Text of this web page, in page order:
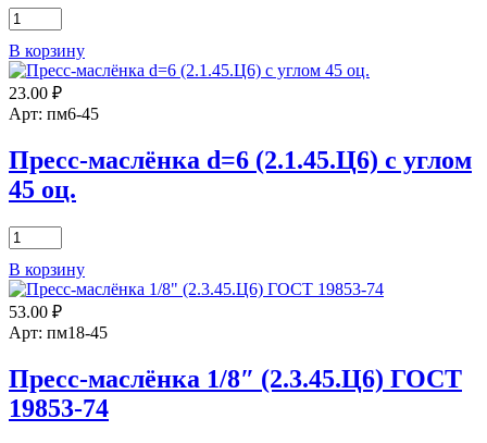
Количество
товара
Пресс-
маслёнка
1/4"
(1.4.Ц6)
ГОСТ
19853-
74
В корзину
23.00 ₽
Арт: пм6-45
Пресс-маслёнка d=6 (2.1.45.Ц6) с углом
45 оц.
Количество
товара
Пресс-
маслёнка
d=6
(2.1.45.Ц6)
углом
45
оц.
В корзину
53.00 ₽
Арт: пм18-45
Пресс-маслёнка 1/8″ (2.3.45.Ц6) ГОСТ
19853-74